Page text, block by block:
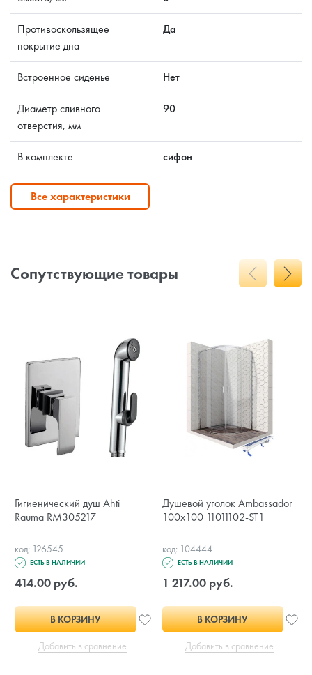
Противоскользящее
покрытие дна
Да
Встроенное сиденье Нет
Диаметр сливного
отверстия, мм
90
В комплекте сифон
Все характеристики
Сопутствующие товары
Гигиенический душ Ahti
Rauma RM305217
код: 126545
ЕСТЬ В НАЛИЧИИ
414.00 руб.
В КОРЗИНУ
Добавить в сравнение
Душевой уголок Ambassador
100х100 11011102-ST1
код: 104444
ЕСТЬ В НАЛИЧИИ
1 217.00 руб.
В КОРЗИНУ
Добавить в сравнение